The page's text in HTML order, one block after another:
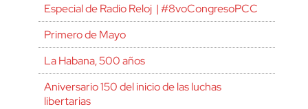
Especial de Radio Reloj | #8voCongresoPCC
Primero de Mayo
La Habana, 500 años
Aniversario 150 del inicio de las luchas
libertarias